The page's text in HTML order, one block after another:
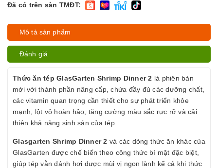
Đã có trên sàn TMĐT:
Mô tả sản phẩm
Đánh giá
Thức ăn tép GlasGarten Shrimp Dinner 2 là phiên bản
mới với thành phần nâng cấp, chứa đầy đủ các dưỡng chất,
các vitamin quan trọng cần thiết cho sự phát triển khỏe
mạnh, lột vỏ hoàn hảo, tăng cường màu sắc rực rỡ và cải
thiện khả năng sinh sản của tép.
Glasgarten Shrimp Dinner 2 và các dòng thức ăn khác của
GlasGarten được chế biến theo công thức bí mật đặc biệt,
giúp tép vẫn đánh hơi được mùi vị ngon lành kể cả khi thức